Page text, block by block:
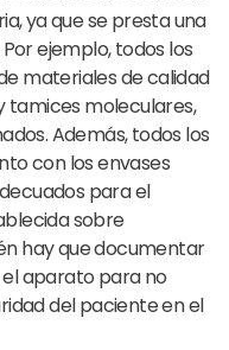
ya que se presta una
ejemplo, todos los
materiales de calidad
tamices moleculares,
Además, todos los
con los envases
para el
sobre
hay que documentar
aparato para no
del paciente en el